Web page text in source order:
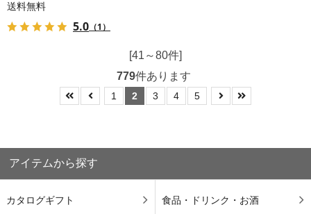
送料無料
5.0 （1）
[41～80件]
779件あります
1 2 3 4 5
アイテムから探す
カタログギフト 食品・ドリンク・お酒